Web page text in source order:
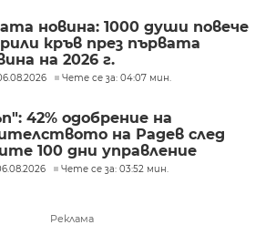
новина: 1000 души повече
кръв през първата
на 2026 г.
Чете се за: 04:07 мин.
42% одобрение на
на Радев след
100 дни управление
Чете се за: 03:52 мин.
Реклама